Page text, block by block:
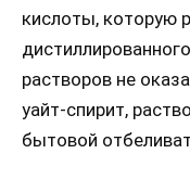
кислоты, которую
растворов не
уайт-спирит,
бытовой